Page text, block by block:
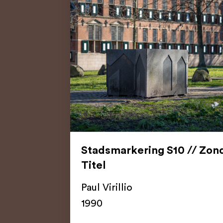
Stadsmarkering S10 //
Titel
Paul Virillio
1990